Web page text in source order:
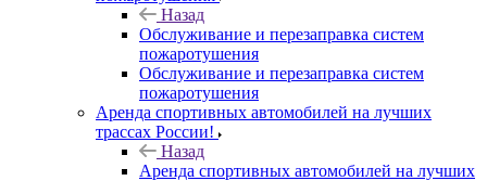
Назад
Обслуживание и перезаправка систем
пожаротушения
Обслуживание и перезаправка систем
пожаротушения
Аренда спортивных автомобилей на лучших
трассах России!
Назад
Аренда спортивных автомобилей на лучших